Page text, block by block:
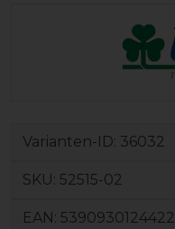
Varianten-ID: 36032
SKU: 52515-02
EAN: 5390930124422